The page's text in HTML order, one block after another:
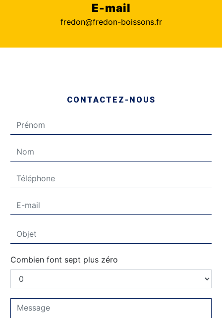
E-mail
fredon@fredon-boissons.fr
CONTACTEZ-NOUS
Combien font sept plus zéro